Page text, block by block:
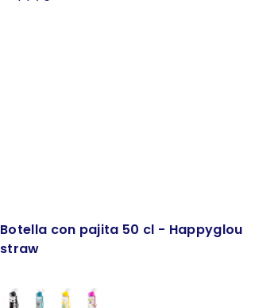
Botella con pajita 50 cl - Happyglou
straw